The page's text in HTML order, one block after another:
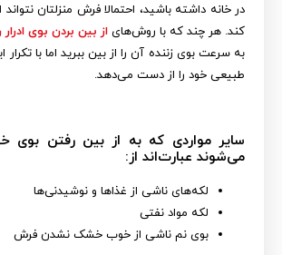
در خانه داشته باشید، احتمالا فرش منزلتان نتواند از
کند. هر چند که با روش‌های از بین بردن بوی
به سرعت بوی زننده آن را از بین ببرید اما با
طبیعی خود را از دست می‌دهد.
سایر مواردی که به از بین رفتن
می‌شوند عبارت‌اند از:
لکه‌های ناشی از غذاها و نوشیدنی‌ها
لکه مواد نفتی
بوی نم ناشی از خوب خشک نشدن فرش